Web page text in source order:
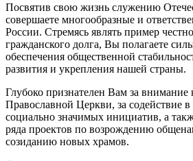
Посвятив свою жизнь служению
совершаете многообразные и
России. Стремясь являть пример
гражданского долга, Вы полагаете
обеспечения общественной
развития и укрепления нашей страны.
Глубоко признателен Вам за
Православной Церкви, за содействие
социально значимых инициатив, а
ряда проектов по возрождению
созиданию новых храмов.